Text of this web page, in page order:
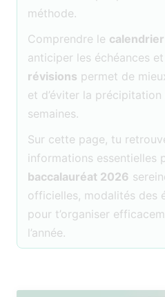
méthode.
Comprendre le
anticiper les échéances
révisions permet de
et d’éviter la précipitation
semaines.
Sur cette page, tu
informations essentielles
baccalauréat 2026
officielles, modalités des
pour t’organiser
l’année.